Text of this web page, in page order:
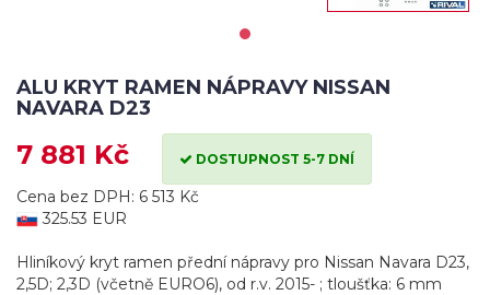
ALU KRYT RAMEN NÁPRAVY NISSAN
NAVARA D23
7 881 Kč DOSTUPNOST 5-7 DNÍ
Cena bez DPH: 6 513 Kč
325.53 EUR
Hliníkový kryt ramen přední nápravy pro Nissan Navara D23,
2,5D; 2,3D (včetně EURO6), od r.v. 2015- ; tloušťka: 6 mm